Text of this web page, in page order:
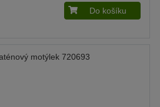
Do košíku
motýlek 720693